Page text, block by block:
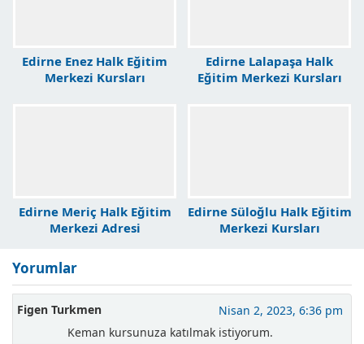
Edirne Enez Halk Eğitim
Merkezi Kursları
Edirne Lalapaşa Halk
Eğitim Merkezi Kursları
Edirne Meriç Halk Eğitim
Merkezi Adresi
Edirne Süloğlu Halk Eğitim
Merkezi Kursları
Yorumlar
Figen Turkmen
Nisan 2, 2023, 6:36 pm
Keman kursunuza katılmak istiyorum.